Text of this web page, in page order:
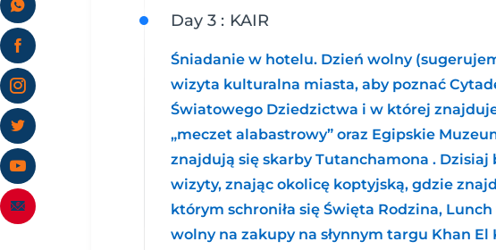
Day 3 : KAIR
Śniadanie w hotelu. Dzień wolny
wizyta kulturalna miasta, aby poznać
Światowego Dziedzictwa i w której
„meczet alabastrowy” oraz Egipskie
znajdują się skarby Tutanchamona .
wizyty, znając okolicę koptyjską, gdzie
którym schroniła się Święta Rodzina,
wolny na zakupy na słynnym targu Khan